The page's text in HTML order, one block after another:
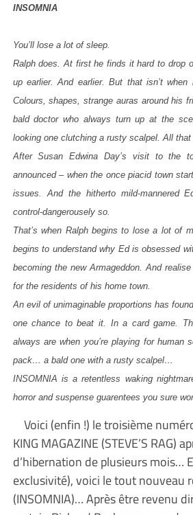
INSOMNIA
You’ll lose a lot of sleep.
Ralph does. At first he finds it hard to drop
up earlier. And earlier. But that isn’t
Colours, shapes, strange auras around his
bald doctor who always turn up at the
looking one clutching a rusty scalpel. All that
After Susan Edwina Day’s visit to the
announced – when the once piacid town
issues. And the hitherto mild-mannered
control-dangerousely so.
That’s when Ralph begins to lose a lot of
begins to understand why Ed is obsessed
becoming the new Armageddon. And
for the residents of his home town.
An evil of unimaginable proportions has
one chance to beat it. In a card game.
always are when you’re playing for human
pack… a bald one with a rusty scalpel…
INSOMNIA is a retentless waking
horror and suspense guarentees you sure
Voici (enfin !) le troisième
KING MAGAZINE (STEVE’S RAG)
d’hibernation de plusieurs mois…
exclusivité), voici le tout nouveau
(INSOMNIA)… Après être revenu